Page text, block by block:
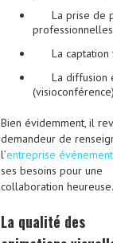
La prise de
La captation
La diffusion
Bien évidemment, il
demandeur de
l’entreprise
ses besoins pour une
collaboration heureuse.
La qualité des